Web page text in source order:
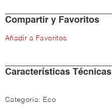
Compartir y Favoritos
Añadir a Favoritos
Características Técnicas
Categoría: Eco